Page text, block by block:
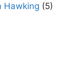
Hawking (5)